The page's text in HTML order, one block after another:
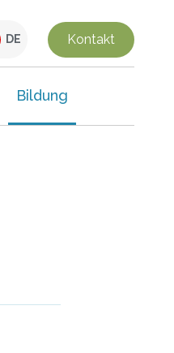
DE Kontakt
Bildung